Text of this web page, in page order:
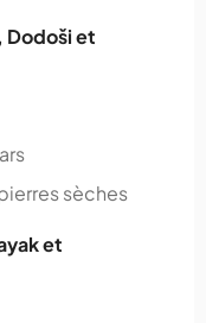
Dodoši et
sèches
et